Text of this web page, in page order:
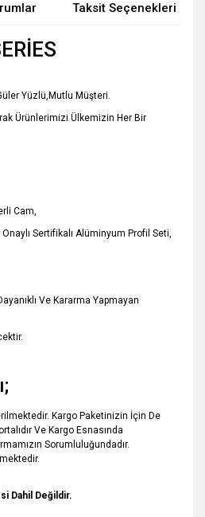
Taksit Seçenekleri
Yüzlü,Mutlu Müşteri.
Ürünlerimizi Ülkemizin Her Bir
Cam,
Sertifikalı Alüminyum Profil Seti,
Ve Kararma Yapmayan
Kargo Paketinizin İçin De
Ve Kargo Esnasında
Sorumluluğundadır.
Dahil Değildir.